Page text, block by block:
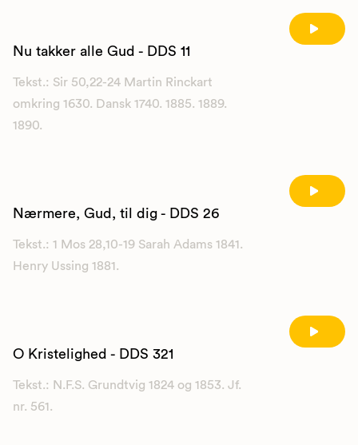
Nu takker alle Gud - DDS 11
Tekst.: Sir 50,22-24 Martin Rinckart
omkring 1630. Dansk 1740. 1885. 1889.
1890.
Nærmere, Gud, til dig - DDS 26
Tekst.: 1 Mos 28,10-19 Sarah Adams 1841.
Henry Ussing 1881.
O Kristelighed - DDS 321
Tekst.: N.F.S. Grundtvig 1824 og 1853. Jf.
nr. 561.